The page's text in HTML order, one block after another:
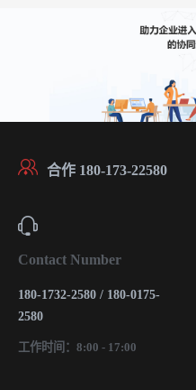
合作 180-173-22580
Contact Number
180-1732-2580 / 180-0175-
2580
工作时间：8:00 - 17:00